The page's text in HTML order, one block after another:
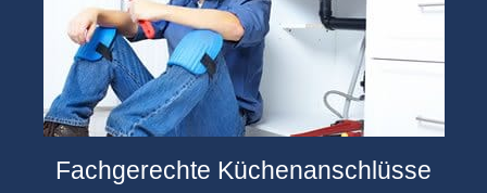
Fachgerechte Küchenanschlüsse